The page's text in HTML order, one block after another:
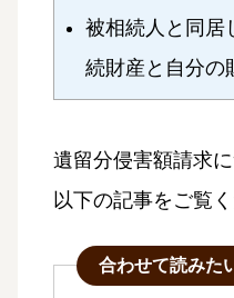
被相続人と同居
続財産と自分の
遺留分侵害額請求
以下の記事をご覧く
合わせて読みた